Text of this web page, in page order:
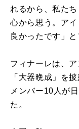
れるから、私た
心から思う。ア
良かったです」
フィナーレは、
「大器晩成」を
メンバー10人が
た。